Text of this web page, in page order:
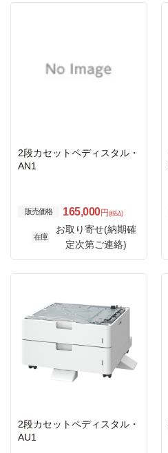
2段カセットペディスタル・
AN1
販売価格 165,000円 (税込)
在庫
お取り寄せ(納期確
定次第ご連絡)
2段カセットペディスタル・
AU1